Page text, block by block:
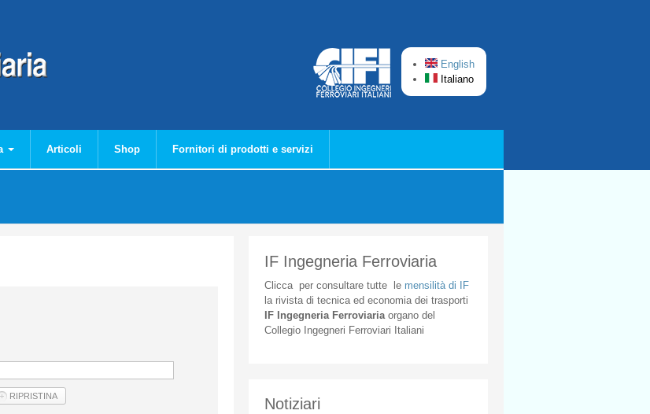
English
Italiano
Articoli Shop Fornitori di prodotti e servizi
IF Ingegneria Ferroviaria
Cliccaper consultare tuttele mensilità di IF
la rivista di tecnica ed economia dei trasporti
IF Ingegneria Ferroviaria organodel
Collegio
Ingegneri Ferroviari Italiani
Notiziari